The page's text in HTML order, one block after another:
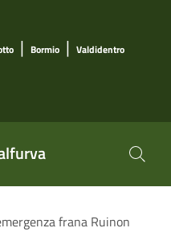
| Bormio | Valdidentro
frana Ruinon